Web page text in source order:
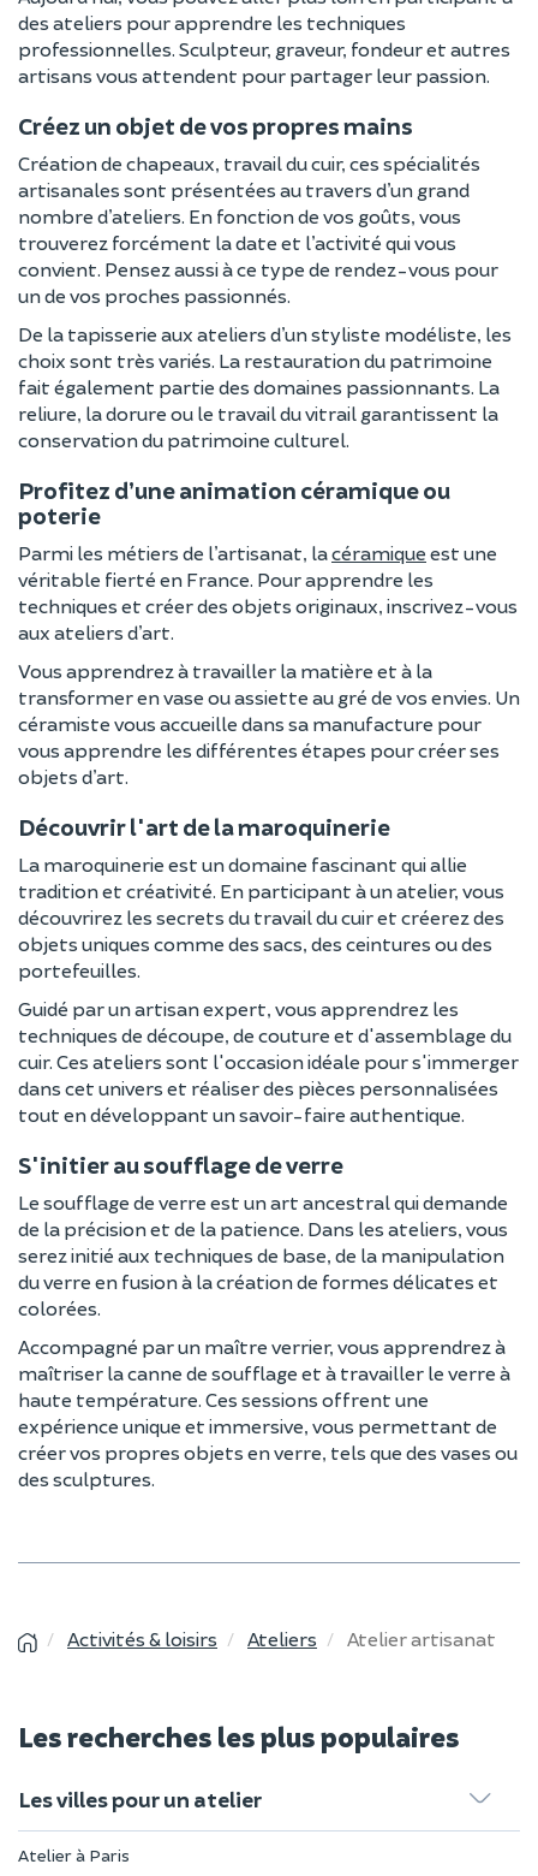
des ateliers pour apprendre les techniques
professionnelles. Sculpteur, graveur, fondeur et autres
artisans vous attendent pour partager leur passion.
Créez un objet de vos propres mains
Création de chapeaux, travail du cuir, ces spécialités
artisanales sont présentées au travers d’un grand
nombre d’ateliers. En fonction de vos goûts, vous
trouverez forcément la date et l’activité qui vous
convient. Pensez aussi à ce type de rendez-vous pour
un de vos proches passionnés.
De la tapisserie aux ateliers d’un styliste modéliste, les
choix sont très variés. La restauration du patrimoine
fait également partie des domaines passionnants. La
reliure, la dorure ou le travail du vitrail garantissent la
conservation du patrimoine culturel.
Profitez d’une animation céramique ou
poterie
Parmi les métiers de l’artisanat, lacéramique est une
véritable fierté en France. Pour apprendre les
techniques et créer des objets originaux, inscrivez-vous
aux ateliers d’art.
Vous apprendrez à travailler la matière et à la
transformer en vase ou assiette au gré de vos envies. Un
céramiste vous accueille dans sa manufacture pour
vous apprendre les différentes étapes pour créer ses
objets d’art.
Découvrir l'art de la maroquinerie
La maroquinerie est un domaine fascinant qui allie
tradition et créativité. En participant à un atelier, vous
découvrirez les secrets du travail du cuir et créerez des
objets uniques comme des sacs, des ceintures ou des
portefeuilles.
Guidé par un artisan expert, vous apprendrez les
techniques de découpe, de couture et d'assemblage du
cuir. Ces ateliers sont l'occasion idéale pour s'immerger
dans cet univers et réaliser des pièces personnalisées
tout en développant un savoir-faire authentique.
S'initier au soufflage de verre
Le soufflage de verre est un art ancestral qui demande
de la précision et de la patience. Dans les ateliers, vous
serez initié aux techniques de base, de la manipulation
du verre en fusion à la création de formes délicates et
colorées.
Accompagné par un maître verrier, vous apprendrez à
maîtriser la canne de soufflage et à travailler le verre à
haute température. Ces sessions offrent une
expérience unique et immersive, vous permettant de
créer vos propres objets en verre, tels que des vases ou
des sculptures.
Activités & loisirs Ateliers Atelier artisanat
Les recherches les plus populaires
Les villes pour un atelier
Atelier à Paris